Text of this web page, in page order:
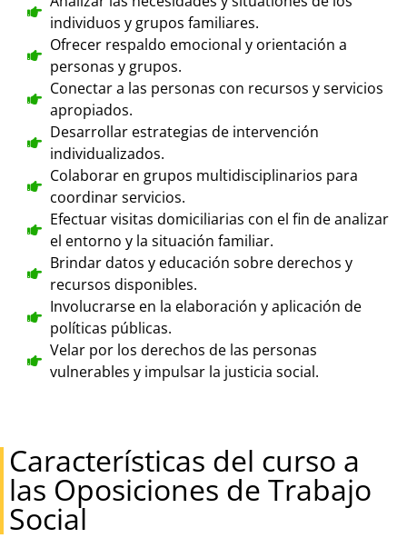
individuos y grupos familiares.
Ofrecer respaldo emocional y orientación a
personas y grupos.
Conectar a las personas con recursos y servicios
apropiados.
Desarrollar estrategias de intervención
individualizados.
Colaborar en grupos multidisciplinarios para
coordinar servicios.
Efectuar visitas domiciliarias con el fin de analizar
el entorno y la situación familiar.
Brindar datos y educación sobre derechos y
recursos disponibles.
Involucrarse en la elaboración y aplicación de
políticas públicas.
Velar por los derechos de las personas
vulnerables y impulsar la justicia social.
Características del curso a
las Oposiciones de Trabajo
Social